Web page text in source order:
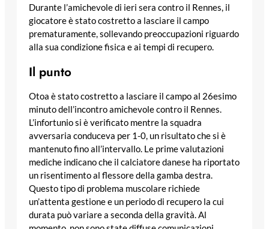
Durante l’amichevole di ieri sera contro il Rennes, il
giocatore è stato costretto a lasciare il campo
prematuramente, sollevando preoccupazioni riguardo
alla sua condizione fisica e ai tempi di recupero.
Il punto
Otoa è stato costretto a lasciare il campo al 26esimo
minuto dell’incontro amichevole contro il Rennes.
L’infortunio si è verificato mentre la squadra
avversaria conduceva per 1-0, un risultato che si è
mantenuto fino all’intervallo. Le prime valutazioni
mediche indicano che il calciatore danese ha riportato
un risentimento al flessore della gamba destra.
Questo tipo di problema muscolare richiede
un’attenta gestione e un periodo di recupero la cui
durata può variare a seconda della gravità. Al